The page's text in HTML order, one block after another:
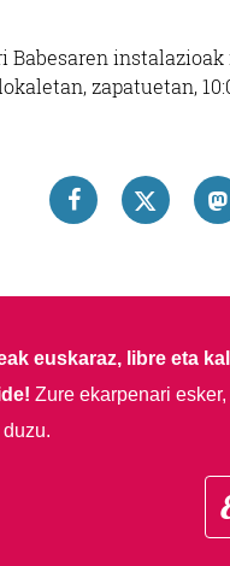
Babesaren
zapatuetan,
euskaraz, libre eta
Zure ekarpenari